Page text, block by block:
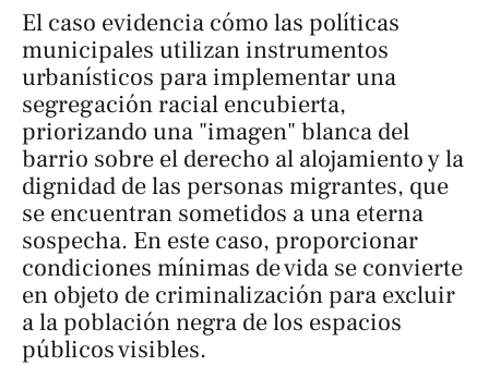
El caso evidencia cómo las políticas
municipales utilizan instrumentos
urbanísticos para implementar una
segregación racial encubierta,
priorizando una "imagen" blanca del
barrio sobre el derecho al alojamiento y la
dignidad de las personas migrantes, que
se encuentran sometidos a una eterna
sospecha. En este caso, proporcionar
condiciones mínimas de vida se convierte
en objeto de criminalización para excluir
a la población negra de los espacios
públicos visibles.